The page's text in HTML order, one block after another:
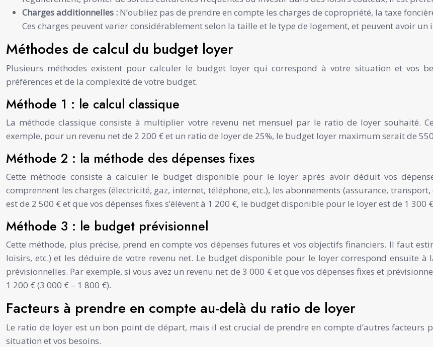
Charges additionnelles : N’oubliez pas de prendre en compte les charges de copropriété, la taxe
Ces charges peuvent varier considérablement selon la taille et le type de logement, et peuvent avoir
Méthodes de calcul du budget loyer
Plusieurs méthodes existent pour calculer le budget loyer qui correspond à votre situation et vos
préférences et de la complexité de votre budget.
Méthode 1 : le calcul classique
La méthode classique consiste à multiplier votre revenu net mensuel par le ratio de loyer souhaité.
exemple, pour un revenu net de 2 200 € et un ratio de loyer de 25%, le budget loyer maximum serait de
Méthode 2 : la méthode des dépenses fixes
Cette méthode consiste à calculer le budget disponible pour le loyer après avoir déduit vos
comprennent les charges (électricité, gaz, internet, téléphone, etc.), les abonnements (assurance,
est de 2 500 € et que vos dépenses fixes s’élèvent à 1 200 €, le budget disponible pour le loyer est de 1 300
Méthode 3 : le budget prévisionnel
Cette méthode, plus précise, prend en compte vos dépenses futures et vos objectifs financiers. Il faut
loisirs, etc.) et les déduire de votre revenu net. Le budget disponible pour le loyer correspond ensuite à
prévisionnelles. Par exemple, si vous avez un revenu net de 3 000 € et que vos dépenses fixes et
1 200 € (3 000 € – 1 800 €).
Facteurs à prendre en compte au-delà du ratio de loyer
Le ratio de loyer est un bon point de départ, mais il est crucial de prendre en compte d’autres
situation et vos besoins.